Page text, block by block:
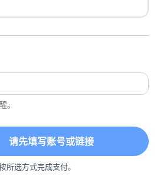
。
请先填写账号或链接
所选方式完成支付。